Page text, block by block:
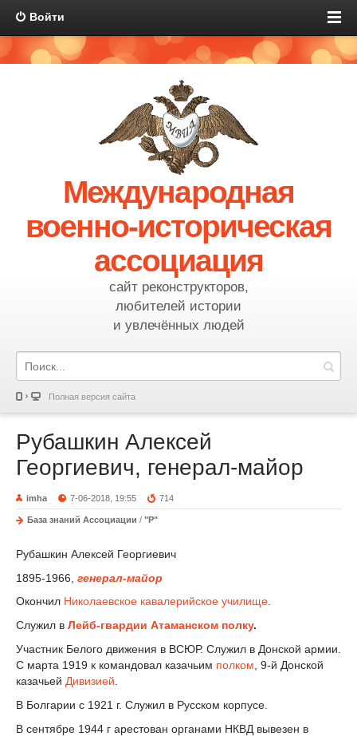
Войти
Международная
военно-историческая
ассоциация
сайт реконструкторов,
любителей истории
и увлечённых людей
Полная версия сайта
Рубашкин Алексей
Георгиевич, генерал-майор
imha 7-06-2018, 19:55 714
База знаний Ассоциации / "Р"
Рубашкин Алексей Георгиевич
1895-1966, генерал-майор
Окончил Николаевское кавалерийское училище.
Служил в Лейб-гвардии Атаманском полку.
Участник Белого движения в ВСЮР. Служил в Донской армии.
С марта 1919 к командовал казачьим полком , 9-й Донской
казачьей Дивизией
В Болгарии с 1921 г. Служил в Русском корпусе.
В сентябре 1944 г арестован органами НКВД вывезен в